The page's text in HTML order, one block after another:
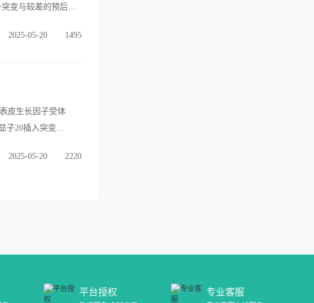
变与较差的预后相
力。
2025-05-20 1495
皮生长因子受体
子20插入突变
限疗效[1]。莫博替
2025-05-20 2220
平台授权 专业客服